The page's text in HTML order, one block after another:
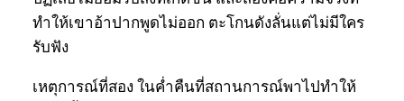
ทำให้เขาอ้าปากพูดไม่ออก ตะโกนดังลั่นแต่ไม่มีใคร
รับฟัง
เหตุการณ์ที่สอง ในค่ำคืนที่สถานการณ์พาไปทำให้